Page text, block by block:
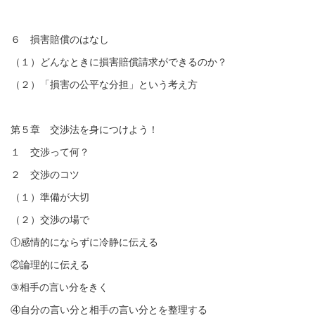
６ 損害賠償のはなし
（１）どんなときに損害賠償請求ができるのか？
（２）「損害の公平な分担」という考え方
第５章 交渉法を身につけよう！
１ 交渉って何？
２ 交渉のコツ
（１）準備が大切
（２）交渉の場で
①感情的にならずに冷静に伝える
②論理的に伝える
③相手の言い分をきく
④自分の言い分と相手の言い分とを整理する